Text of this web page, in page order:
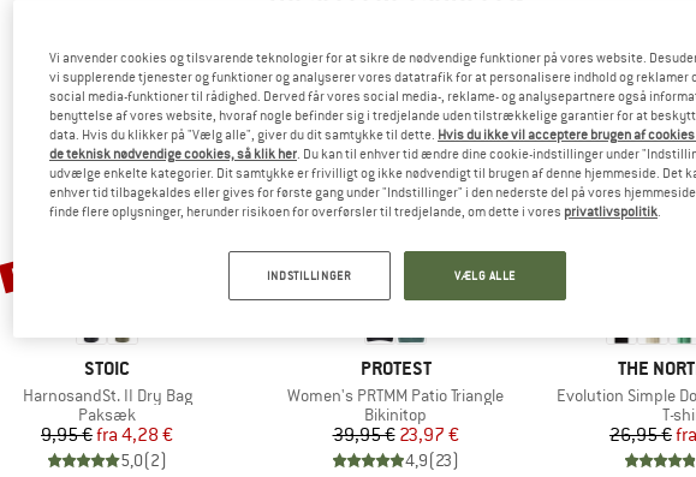
MÆRKE
STOIC
Artikel
HarnosandSt. II Dry Bag
Produktgruppe
Paksæk
Pris
9,95 € Nedsat pris
fra 4,28 €
5,0(2)
Rabat
57%
MÆRKE
PROTEST
Artikel
Women's PRTMM Patio Triangle
Produktgruppe
Bikinitop
Pris
39,95 €Nedsat pris
23,97 €
4,9(23)
Rabat
40%
MÆRKE
THE
Artikel
Evolution Simple
T-
26,95 €fra
Vi anvender cookies og tilsvarende teknologier for at sikre de nødvendige funktioner på vores website.
vi supplerende tjenester og funktioner og analyserer vores datatrafik for at personalisere indhold og reklamer
social media-funktioner til rådighed. Derved får vores social media-, reklame- og analysepartnere også
benyttelse af vores website, hvoraf nogle befinder sig i tredjelande uden tilstrækkelige garantier for at
data. Hvis du klikker på "Vælg alle", giver du dit samtykke til dette. Hvis du ikke vil acceptere brugen af
de teknisk nødvendige cookies, så klik her. Du kan til enhver tid ændre dine cookie-indstillinger under
udvælge enkelte kategorier. Dit samtykke er frivilligt og ikke nødvendigt til brugen af denne hjemmeside. Det
enhver tid tilbagekaldes eller gives for første gang under "Indstillinger" i den nederste del på vores
finde flere oplysninger, herunder risikoen for overførsler til tredjelande, om dette i vores privatlivspolitik.
INDSTILLINGER VÆLG ALLE